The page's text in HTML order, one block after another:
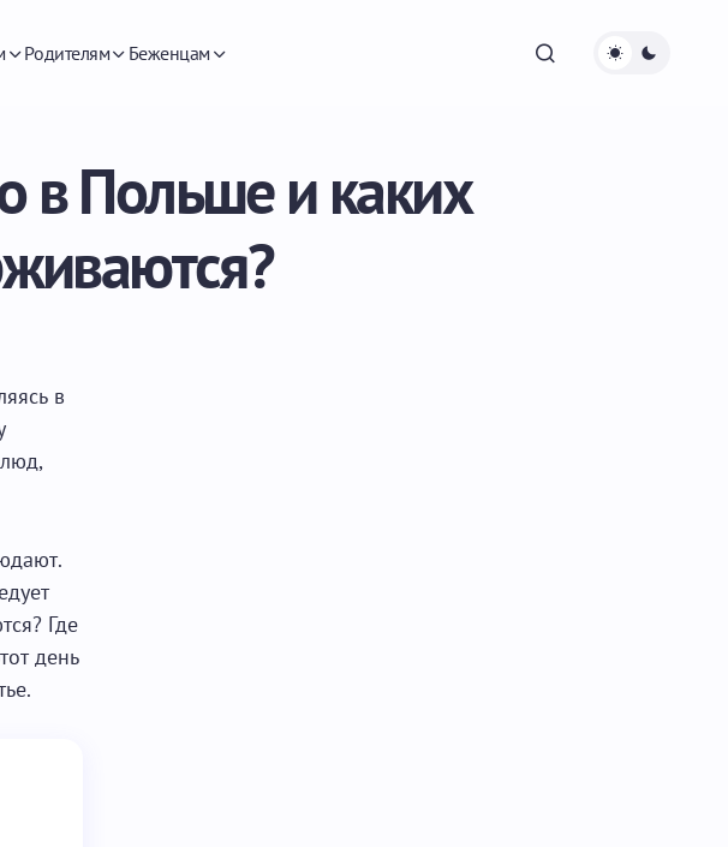
Родителям Беженцам
в Польше и каких
в
Где
день